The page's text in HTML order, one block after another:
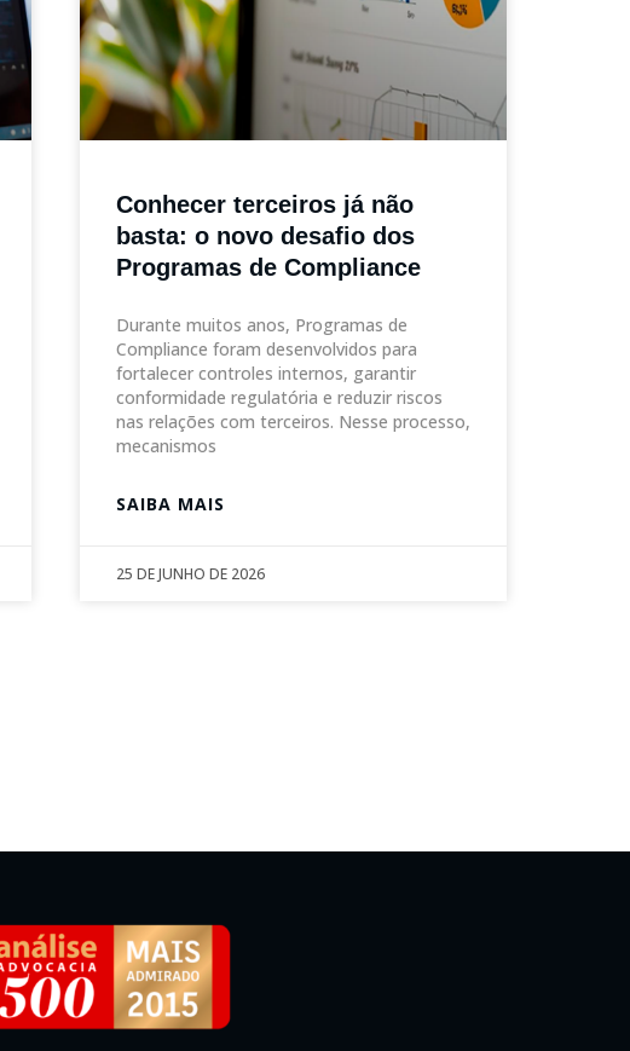
Conhecer terceiros já não
basta: o novo desafio dos
Programas de Compliance
Durante muitos anos, Programas de
Compliance foram desenvolvidos para
fortalecer controles internos, garantir
conformidade regulatória e reduzir riscos
nas relações com terceiros. Nesse processo,
mecanismos
SAIBA MAIS
25 DE JUNHO DE 2026